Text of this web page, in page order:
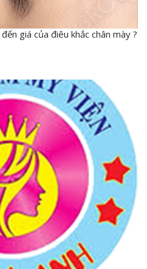
giá của điêu khắc chân mày ?